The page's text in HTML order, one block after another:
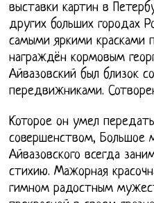
выставки картин в
других больших городах
самыми яркими красками
награждён кормовым
Айвазовский был близок
передвижниками.
Которое он умел
совершенством, Большое
Айвазовского всегда
стихию. Мажорная
гимном радостным